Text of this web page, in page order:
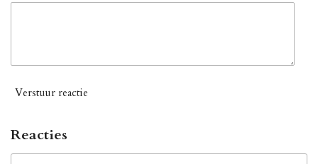
Verstuur reactie
Reacties